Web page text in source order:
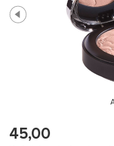
45,00